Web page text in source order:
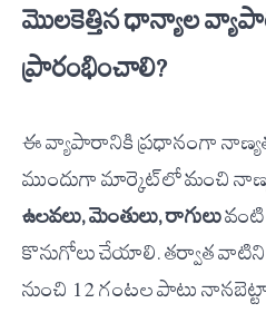
మొలకెత్తిన ధాన్యాల
ప్రారంభించాలి?
ఈ వ్యాపారానికి ప్రధానంగా
ముందుగా మార్కెట్‌లో మంచి
ఉలవలు, మెంతులు, రాగులు
కొనుగోలు చేయాలి. తర్వాత వాటిని
నుంచి 12 గంటల పాటు